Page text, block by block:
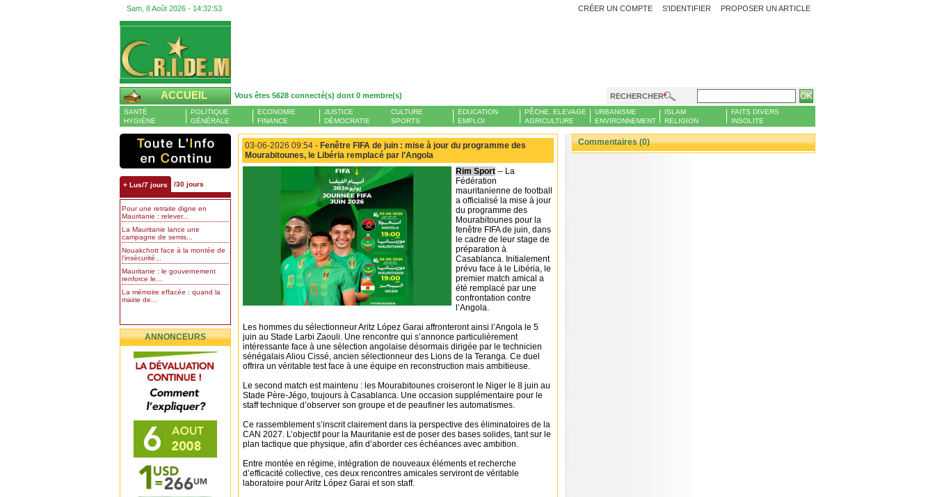
Sam, 8 Août 2026 - 14:32:53 PROPOSER UN ARTICLE
CRÉER UN COMPTE S'IDENTIFIER
ACCUEIL Vous êtes 5628 connecté(s) dont 0 membre(s) RECHERCHER
SANTÉ
HYGIÈNE
POLITIQUE
GÉNÉRALE
ECONOMIE
FINANCE
JUSTICE
DÉMOCRATIE
CULTURE
SPORTS
EDUCATION
EMPLOI
PÊCHE, ELEVAGE
AGRICULTURE
URBANISME
ENVIRONNEMENT
ISLAM
RELIGION
FAITS DIVERS
INSOLITE
+ Lus/7 jours /30 jours
Pour une retraite digne en
Mauritanie : relever...
La Mauritanie lance une
campagne de semis...
Nouakchott face à la montée de
l’insécurité...
Mauritanie : le gouvernement
renforce le...
La mémoire effacée : quand la
mairie de...
ANNONCEURS
03-06-2026 09:54 - Fenêtre FIFA de juin : mise à jour du programme des
Mourabitounes, le Libéria remplacé par l’Angola
Rim Sport -- La
Fédération
mauritanienne de football
a officialisé la mise à jour
du programme des
Mourabitounes pour la
fenêtre FIFA de juin, dans
le cadre de leur stage de
préparation à
Casablanca. Initialement
prévu face à le Libéria, le
premier match amical a
été remplacé par une
confrontation contre
l’Angola.
Les hommes du sélectionneur Aritz López Garai affronteront ainsi l’Angola le 5
juin au Stade Larbi Zaouli. Une rencontre qui s’annonce particulièrement
intéressante face à une sélection angolaise désormais dirigée par le technicien
sénégalais Aliou Cissé, ancien sélectionneur des Lions de la Teranga. Ce duel
offrira un véritable test face à une équipe en reconstruction mais ambitieuse.
Le second match est maintenu : les Mourabitounes croiseront le Niger le 8 juin au
Stade Père-Jégo, toujours à Casablanca. Une occasion supplémentaire pour le
staff technique d’observer son groupe et de peaufiner les automatismes.
Ce rassemblement s’inscrit clairement dans la perspective des éliminatoires de la
CAN 2027. L’objectif pour la Mauritanie est de poser des bases solides, tant sur le
plan tactique que physique, afin d’aborder ces échéances avec ambition.
Entre montée en régime, intégration de nouveaux éléments et recherche
d’efficacité collective, ces deux rencontres amicales serviront de véritable
laboratoire pour Aritz López Garai et son staff.
Commentaires (0)